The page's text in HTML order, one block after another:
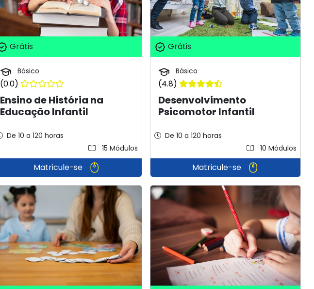
Grátis
Básico
(0.0)
Ensino de História na
Educação Infantil
De 10 a 120 horas
15 Módulos
Matricule-se
Grátis
Básico
(4.8)
Desenvolvimento
Psicomotor Infantil
De 10 a 120 horas
10 Módulos
Matricule-se